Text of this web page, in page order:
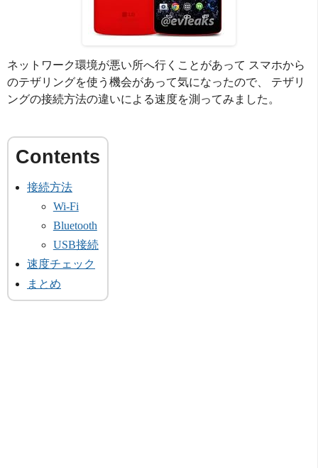
ネットワーク環境が悪い所へ行くことがあって スマホから
のテザリングを使う機会があって気になったので、 テザリ
ングの接続方法の違いによる速度を測ってみました。
接続方法
Wi-Fi
Bluetooth
USB接続
速度チェック
まとめ